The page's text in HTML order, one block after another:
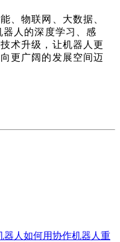
、物联网、大数据、
人的深度学习、感
术升级，让机器人更
更广阔的发展空间迈
器人如何用协作机器人重